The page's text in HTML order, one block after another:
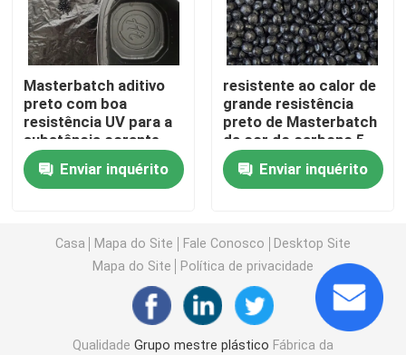
Modelagem por injeção plástica
Revestimentos e pinturas
Matérias-primas químicas auxiliares
Masterbatch aditivo
preto com boa
resistência UV para a
substância corante
Enviar inquérito
resistente ao calor de
grande resistência
preto de Masterbatch
da cor do carbono 5-
25g/10min
Enviar inquérito
Casa Mapa do Site Fale Conosco
Desktop Site
Mapa do Site
Política de privacidade
Qualidade Grupo mestre plástico Fábrica da